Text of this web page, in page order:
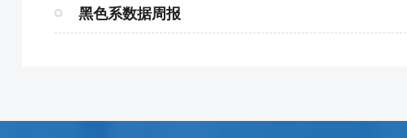
黑色系数据周报